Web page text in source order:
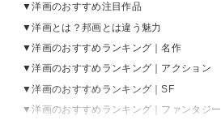
洋画のおすすめ注目作品
洋画とは？邦画とは違う魅力
洋画のおすすめランキング｜名作
洋画のおすすめランキング｜アクション
洋画のおすすめランキング｜SF
洋画のおすすめランキング｜ファンタジー